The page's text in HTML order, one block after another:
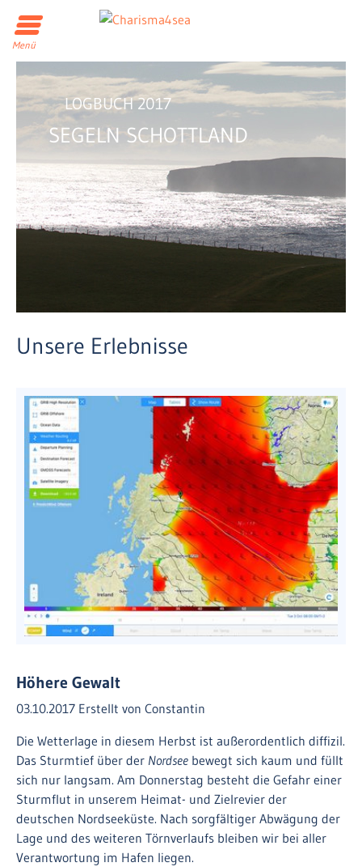
Menü
LOGBUCH 2017
SEGELN SCHOTTLAND
Unsere Erlebnisse
Höhere Gewalt
03.10.2017 Erstellt von Constantin
Die Wetterlage in diesem Herbst ist außerordentlich diffizil.
Das Sturmtief über der Nordsee bewegt sich kaum und füllt
sich nur langsam. Am Donnerstag besteht die Gefahr einer
Sturmflut in unserem Heimat- und Zielrevier der
deutschen Nordseeküste. Nach sorgfältiger Abwägung der
Lage und des weiteren Törnverlaufs bleiben wir bei aller
Verantwortung im Hafen liegen.